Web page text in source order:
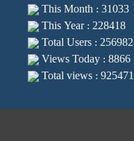
This Month : 31033
This Year : 228418
Total Users : 256982
Views Today : 8866
Total views : 925471